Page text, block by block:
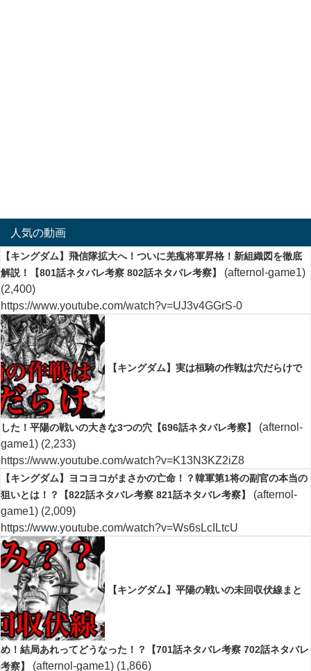
人気の動画
【キングダム】飛信隊拡大へ！ついに羌瘣将軍昇格！新組織図を徹底
解説！【801話ネタバレ考察 802話ネタバレ考察】
(afternol-game1)
(2,400)
https://www.youtube.com/watch?v=UJ3v4GGrS-0
【キングダム】実は桓騎の作戦は穴だらけで
した！平陽の戦いの大きな3つの穴【696話ネタバレ考察】
(afternol-
game1) (2,233)
https://www.youtube.com/watch?v=K13N3KZ2iZ8
【キングダム】ヨコヨコがまさかの亡命！？韓軍第1将の副官の本当の
狙いとは！？【822話ネタバレ考察 821話ネタバレ考察】
(afternol-
game1) (2,009)
https://www.youtube.com/watch?v=Ws6sLcILtcU
【キングダム】平陽の戦いの未回収伏線まと
め！結局あれってどうなった！？【701話ネタバレ考察 702話ネタバレ
考察】
(afternol-game1) (1,866)